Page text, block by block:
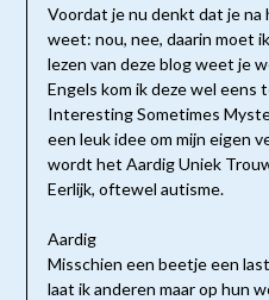
Voordat je nu denkt dat je na
weet: nou, nee, daarin moet
lezen van deze blog weet je
Engels kom ik deze wel
Interesting Sometimes
een leuk idee om mijn eigen
wordt het Aardig Uniek
Eerlijk, oftewel autisme.
Aardig
Misschien een beetje een
laat ik anderen maar op hun